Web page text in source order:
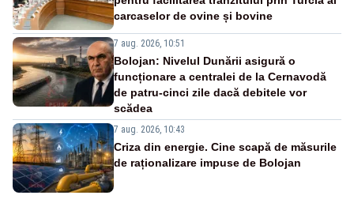
carcaselor de ovine și bovine
7 aug. 2026, 10:51
Bolojan: Nivelul Dunării asigură o
funcționare a centralei de la Cernavodă
de patru-cinci zile dacă debitele vor
scădea
7 aug. 2026, 10:43
Criza din energie. Cine scapă de măsurile
de raționalizare impuse de Bolojan